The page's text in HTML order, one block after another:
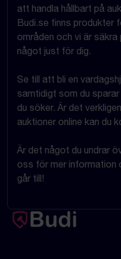
att handla hållbart på
Budi.se finns produkter
områden och vi är
något just för dig.
Se till att bli en
samtidigt som du
du söker. Är det
auktioner online kan du
Är det något du undrar
oss för mer information
går till!